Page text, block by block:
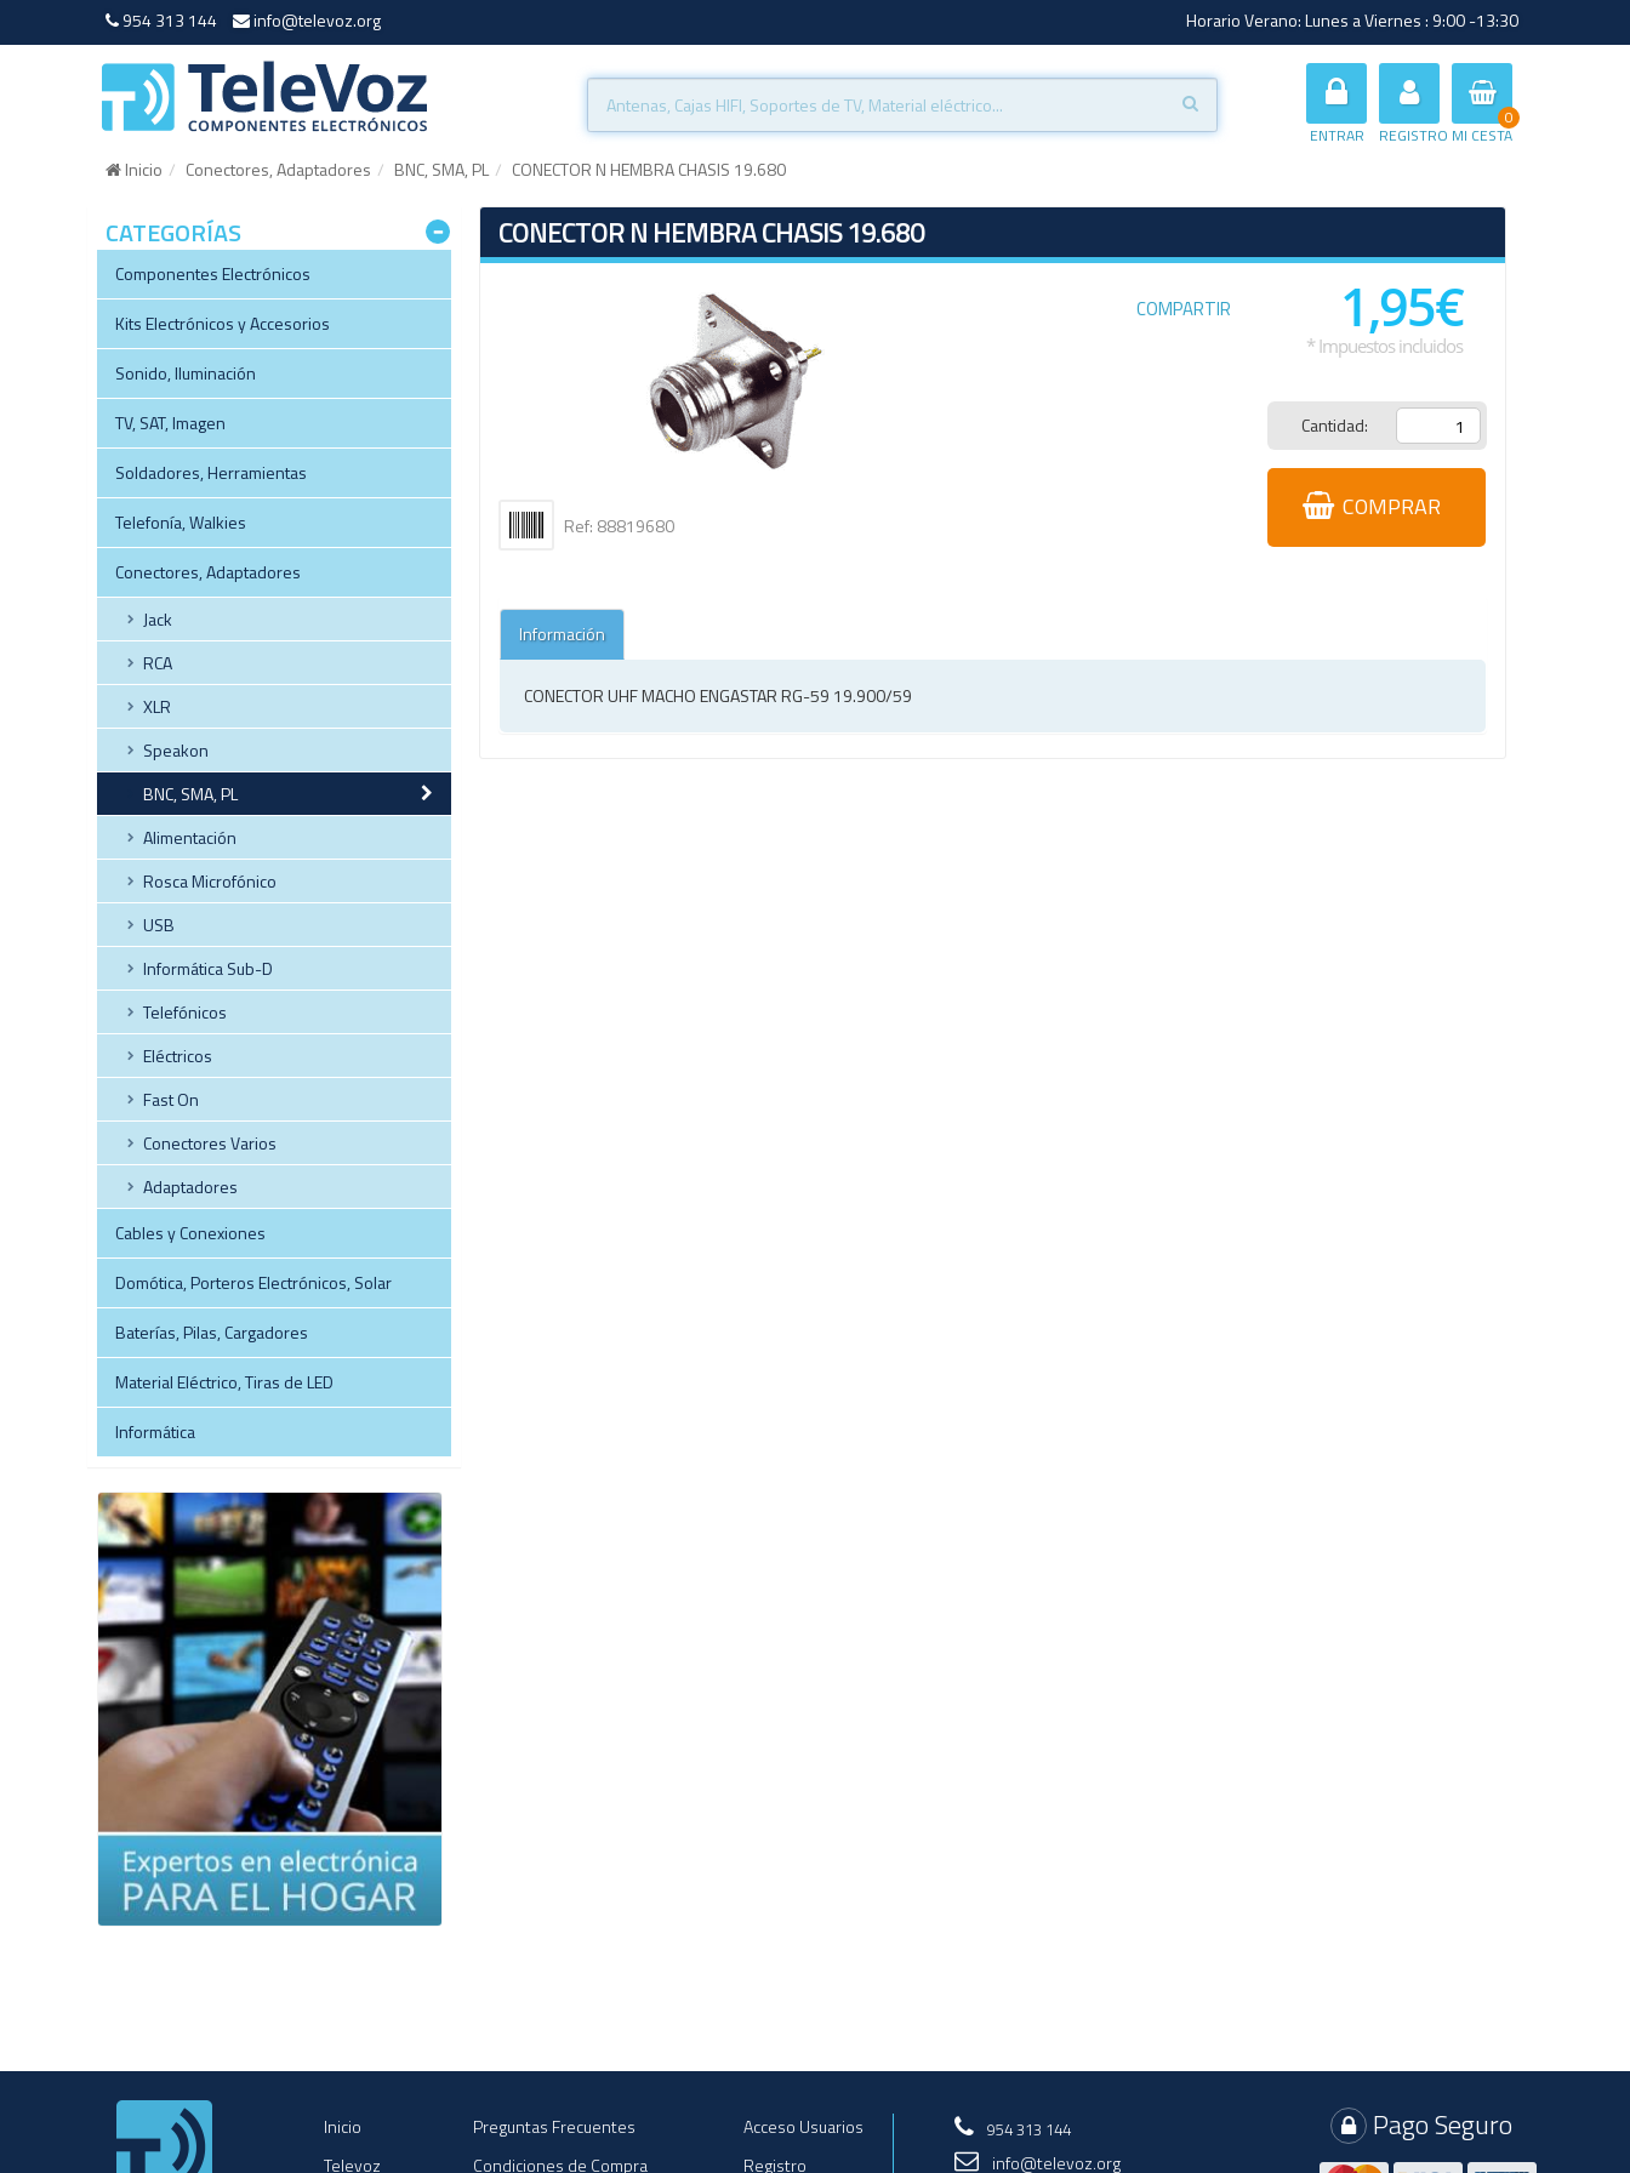
954 313 144 info@televoz.org Horario Verano: Lunes a Viernes : 9:00 -13:30
ENTRAR REGISTRO MI CESTA
0
Inicio Conectores, Adaptadores BNC, SMA, PL CONECTOR N HEMBRA CHASIS 19.680
CATEGORÍAS
Componentes Electrónicos
Kits Electrónicos y Accesorios
Sonido, Iluminación
TV, SAT, Imagen
Soldadores, Herramientas
Telefonía, Walkies
Conectores, Adaptadores
Jack
RCA
XLR
Speakon
BNC, SMA, PL
Alimentación
Rosca Microfónico
USB
Informática Sub-D
Telefónicos
Eléctricos
Fast On
Conectores Varios
Adaptadores
Cables y Conexiones
Domótica, Porteros Electrónicos, Solar
Baterías, Pilas, Cargadores
Material Eléctrico, Tiras de LED
Informática
CONECTOR N HEMBRA CHASIS 19.680
Ref: 88819680
COMPARTIR 1,95€
* Impuestos incluidos
Cantidad:
COMPRAR
Información
CONECTOR UHF MACHO ENGASTAR RG-59 19.900/59
Inicio Preguntas Frecuentes
Acceso Usuarios
Televoz
Condiciones de Compra Registro
954 313 144
info@televoz.org
Pago Seguro